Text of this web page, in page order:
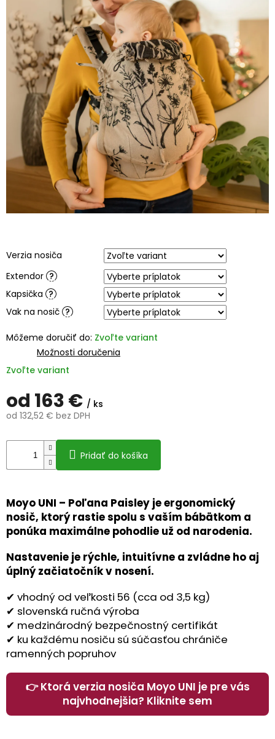
EUR
/
Prihlásenie
hviezdičiek.
od 163 € / ks
od 132,52 € bez DPH
cena:
Zvoľte variant
Verzia nosiča
Extendor ?
Kapsička ?
Vak na nosič ?
Môžeme doručiť do: Zvoľte variant
Možnosti doručenia
Pridať do košíka
Moyo UNI – Poľana Paisley je ergonomický
nosič, ktorý rastie spolu s vaším bábätkom a
ponúka maximálne pohodlie už od narodenia.
Nastavenie je rýchle, intuitívne a zvládne ho aj
úplný začiatočník v nosení.
✔ vhodný od veľkosti 56 (cca od 3,5 kg)
✔ slovenská ručná výroba
✔ medzinárodný bezpečnostný certifikát
✔ ku každému nosiču sú súčasťou chrániče
ramenných popruhov
👉 Ktorá verzia nosiča Moyo UNI je pre vás
najvhodnejšia? Kliknite sem